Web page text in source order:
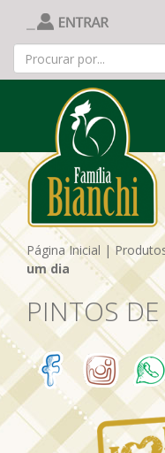
Página Inicial |
um dia
PINTOS